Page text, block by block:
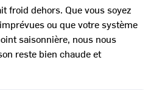
froid dehors. Que vous soyez
ou que votre système
saisonnière, nous nous
reste bien chaude et